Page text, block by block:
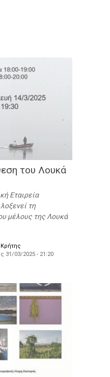
του Λουκά
Εταιρεία
τη
μέλους της Λουκά
31/03/2025 - 21:20